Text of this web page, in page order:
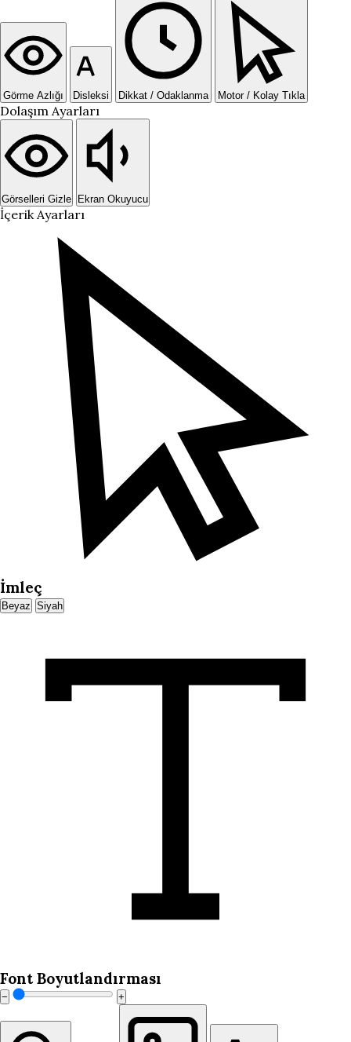
Görme Azlığı Disleksi Dikkat / Odaklanma Motor / Kolay Tıkla
Dolaşım Ayarları
Görselleri Gizle Ekran Okuyucu
İçerik Ayarları
İmleç
Beyaz Siyah
Font Boyutlandırması
− +